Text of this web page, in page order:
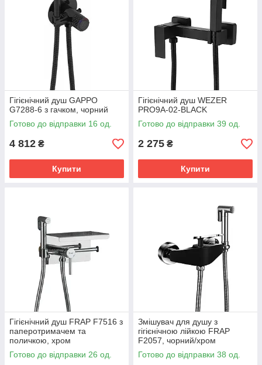
Гігієнічний душ GAPPO
G7288-6 з гачком, чорний
Готово до відправки 16 од.
4 812 ₴
Купити
Гігієнічний душ WEZER
PRO9A-02-BLACK
Готово до відправки 39 од.
2 275 ₴
Купити
Гігієнічний душ FRAP F7516 з
паперотримачем та
поличкою, хром
Готово до відправки 26 од.
Змішувач для душу з
гігієнічною лійкою FRAP
F2057, чорний/хром
Готово до відправки 38 од.